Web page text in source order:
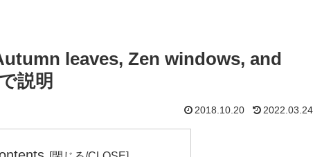
leaves, Zen windows, and
説明
2018.10.20 2022.03.24